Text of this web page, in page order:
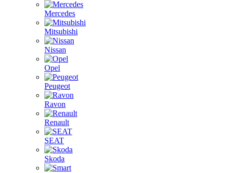
Mercedes
Mitsubishi
Nissan
Opel
Peugeot
Ravon
Renault
SEAT
Skoda